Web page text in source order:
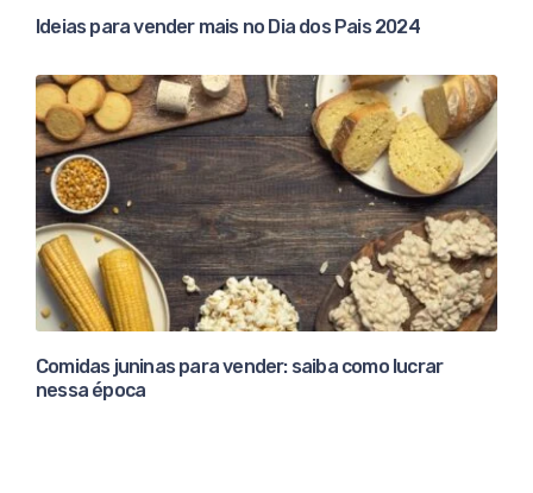
Ideias para vender mais no Dia dos Pais 2024
Comidas juninas para vender: saiba como lucrar
nessa época